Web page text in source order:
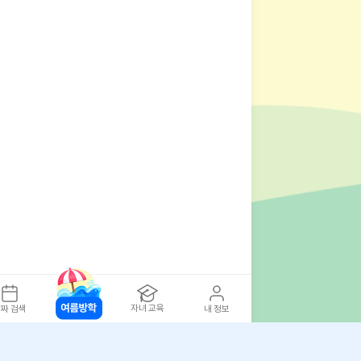
검색 자녀 교육 내 정보